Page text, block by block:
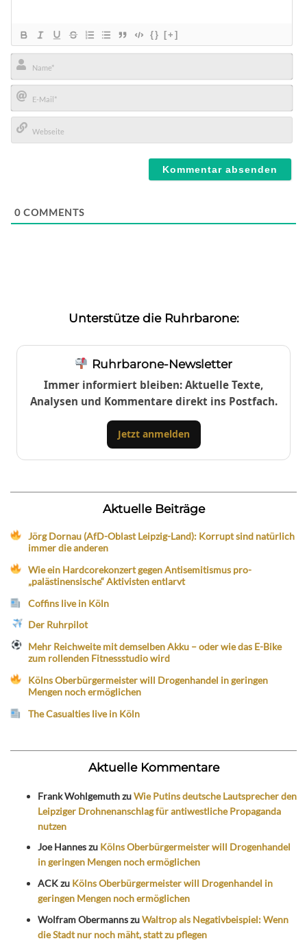
{} [+]
Name*
E-
Mail*
0 COMMENTS
Unterstütze die Ruhrbarone:
Ruhrbarone-Newsletter
Immer informiert bleiben: Aktuelle Texte,
Analysen und Kommentare direkt ins Postfach.
Jetzt anmelden
Aktuelle Beiträge
Jörg Dornau (AfD-Oblast Leipzig-Land): Korrupt sind natürlich
immer die anderen
Wie ein Hardcorekonzert gegen Antisemitismus pro-
„palästinensische“ Aktivisten entlarvt
Coffins live in Köln
Der Ruhrpilot
Mehr Reichweite mit demselben Akku – oder wie das E-Bike
zum rollenden Fitnessstudio wird
Kölns Oberbürgermeister will Drogenhandel in geringen
Mengen noch ermöglichen
The Casualties live in Köln
Aktuelle Kommentare
Frank WohlgemuthzuWie Putins deutsche Lautsprecher den
Leipziger Drohnenanschlag für antiwestliche Propaganda
nutzen
Joe Hanneszu Kölns Oberbürgermeister will Drogenhandel
in geringen Mengen noch ermöglichen
ACKzu Kölns Oberbürgermeister will Drogenhandel in
geringen Mengen noch ermöglichen
Wolfram ObermannszuWaltrop als Negativbeispiel: Wenn
die Stadt nur noch mäht, statt zu pflegen